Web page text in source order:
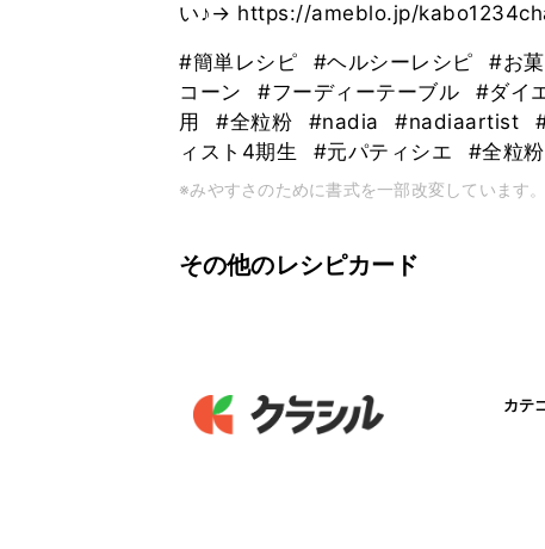
い♪→ https://ameblo.jp/
#簡単レシピ #ヘルシーレシピ #お
コーン
#フーディーテーブル #ダイ
用
#全粒粉 #nadia #nadiaartist
ィスト4期生
#元パティシエ #全粒
※みやすさのために書式を一部改変しています。
その他のレシピカード
カテ